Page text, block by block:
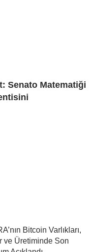
Senato Matematiği
Bitcoin Varlıkları,
ve Üretiminde Son